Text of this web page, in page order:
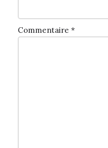
Commentaire *